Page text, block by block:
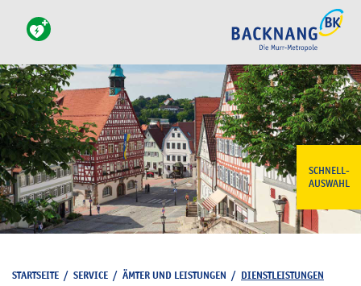
SCHNELL-
AUSWAHL
STARTSEITE / SERVICE / ÄMTER UND LEISTUNGEN / DIENSTLEISTUNGEN